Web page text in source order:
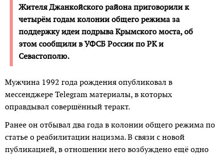
Жителя Джанкойского района приговорили к
четырём годам колонии общего режима за
поддержку идеи подрыва Крымского моста, об
этом сообщили в УФСБ России по РК и
Севастополю.
Мужчина 1992 года рождения опубликовал в
мессенджере Telegram материалы, в которых
оправдывал совершённый теракт.
Ранее он отбывал два года в колонии общего режима по
статье о реабилитации нацизма. В связи с новой
публикацией, в отношении него возбуждено ещё одно